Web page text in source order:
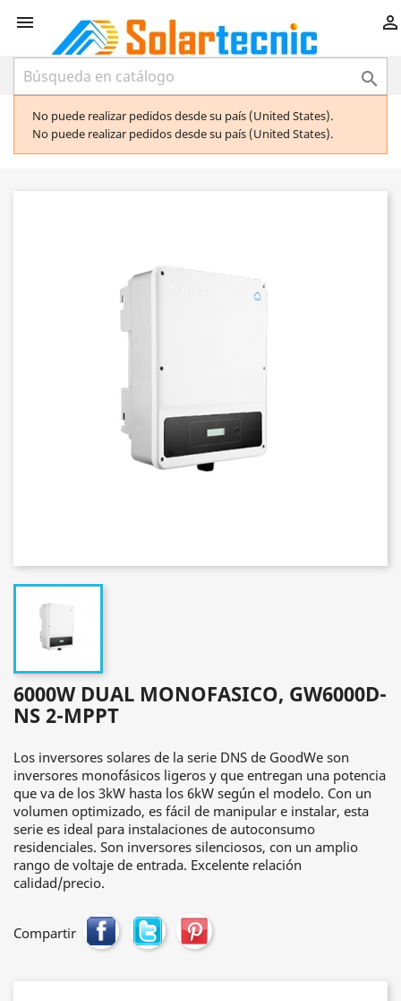
 

No puede realizar pedidos desde su país (United States).
No puede realizar pedidos desde su país (United States).
6000W DUAL MONOFASICO, GW6000D-
NS 2-MPPT
Los inversores solares de la serie DNS de GoodWe son
inversores monofásicos ligeros y que entregan una potencia
que va de los 3kW hasta los 6kW según el modelo. Con un
volumen optimizado, es fácil de manipular e instalar, esta
serie es ideal para instalaciones de autoconsumo
residenciales. Son inversores silenciosos, con un amplio
rango de voltaje de entrada. Excelente relación
calidad/precio.
Compartir